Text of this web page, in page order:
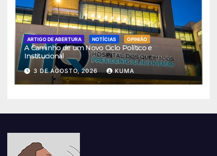
ARTIGO DE ABERTURA NOTÍCIAS OPINIÃO
A Caminho de um Novo Ciclo Político e
Institucional
3 DE AGOSTO, 2026 KUMA